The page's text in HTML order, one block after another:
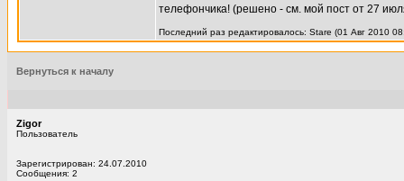
телефончика! (решено - см. мой пост от 27
Последний раз редактировалось: Stare (01 Авг 2010
Вернуться к началу
Zigor
Пользователь
Зарегистрирован: 24.07.2010
Сообщения: 2